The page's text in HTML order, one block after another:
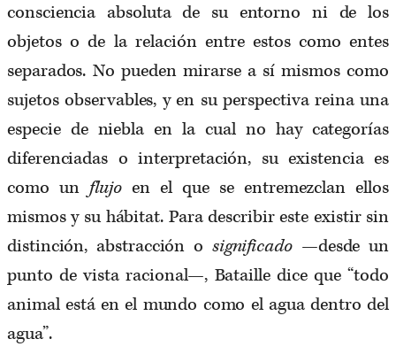
consciencia absoluta de su entorno ni de los
objetos o de la relación entre estos como entes
separados. No pueden mirarse a sí mismos como
sujetos observables, y en su perspectiva reina una
especie de niebla en la cual no hay categorías
diferenciadas o interpretación, su existencia es
como un flujoen el que se entremezclan ellos
mismos y su hábitat. Para describir este existir sin
distinción, abstracción o significado —desde un
punto de vista racional—, Bataille dice que “todo
animal está en el mundo como el agua dentro del
agua”.